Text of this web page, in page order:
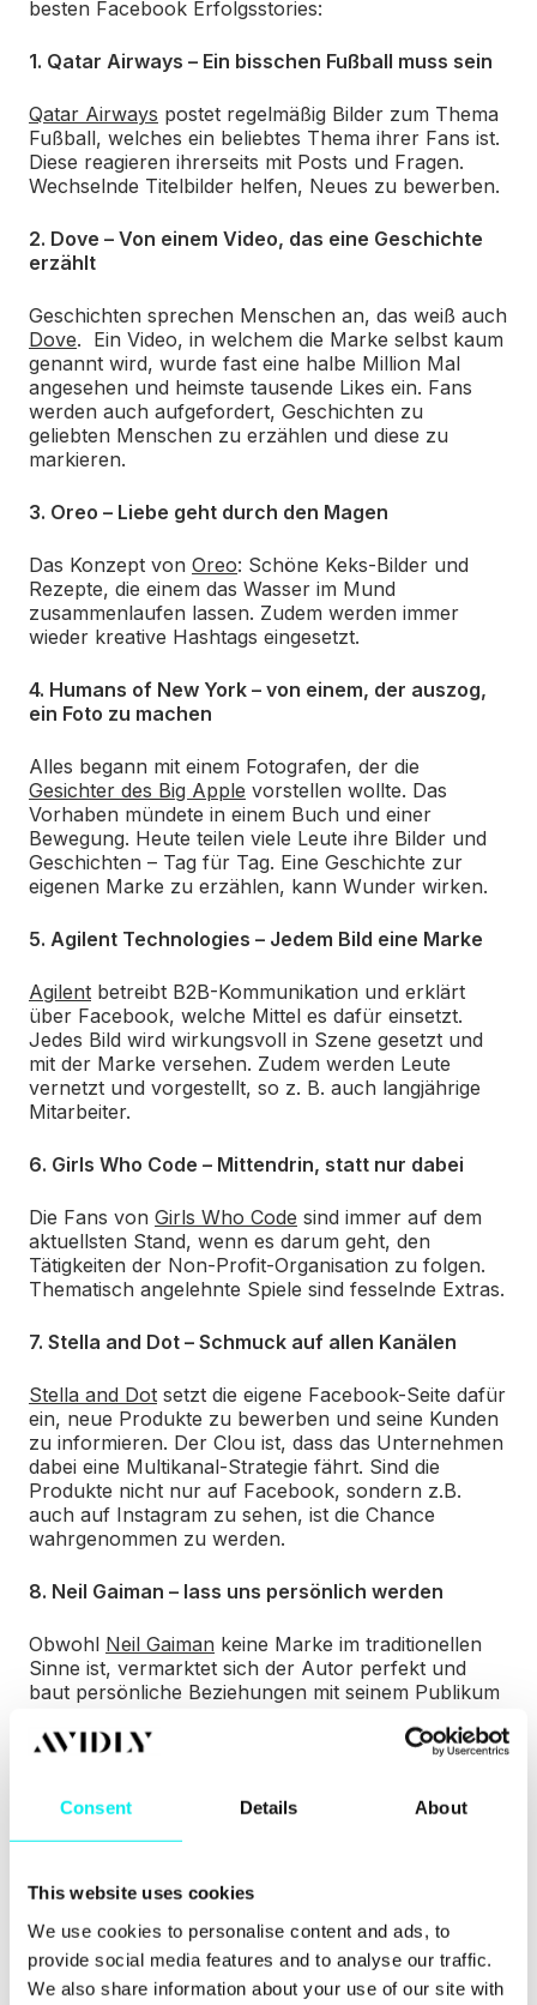
Consent Details About
This website uses cookies
We use cookies to personalise content and ads, to
provide social media features and to analyse our traffic.
We also share information about your use of our site with
besten Facebook Erfolgsstories:
1. Qatar Airways – Ein bisschen Fußball muss sein
Qatar Airways postet regelmäßig Bilder zum Thema
Fußball, welches ein beliebtes Thema ihrer Fans ist.
Diese reagieren ihrerseits mit Posts und Fragen.
Wechselnde Titelbilder helfen, Neues zu bewerben.
2. Dove – Von einem Video, das eine Geschichte
erzählt
Geschichten sprechen Menschen an, das weiß auch
Dove. Ein Video, in welchem die Marke selbst kaum
genannt wird, wurde fast eine halbe Million Mal
angesehen und heimste tausende Likes ein. Fans
werden auch aufgefordert, Geschichten zu
geliebten Menschen zu erzählen und diese zu
markieren.
3. Oreo – Liebe geht durch den Magen
Das Konzept von Oreo: Schöne Keks-Bilder und
Rezepte, die einem das Wasser im Mund
zusammenlaufen lassen. Zudem werden immer
wieder kreative Hashtags eingesetzt.
4. Humans of New York – von einem, der auszog,
ein Foto zu machen
Alles begann mit einem Fotografen, der die
Gesichter des Big Apple vorstellen wollte. Das
Vorhaben mündete in einem Buch und einer
Bewegung. Heute teilen viele Leute ihre Bilder und
Geschichten – Tag für Tag. Eine Geschichte zur
eigenen Marke zu erzählen, kann Wunder wirken.
5. Agilent Technologies – Jedem Bild eine Marke
Agilent betreibt B2B-Kommunikation und erklärt
über Facebook, welche Mittel es dafür einsetzt.
Jedes Bild wird wirkungsvoll in Szene gesetzt und
mit der Marke versehen. Zudem werden Leute
vernetzt und vorgestellt, so z. B. auch langjährige
Mitarbeiter.
6. Girls Who Code – Mittendrin, statt nur dabei
Die Fans von Girls Who Code sind immer auf dem
aktuellsten Stand, wenn es darum geht, den
Tätigkeiten der Non-Profit-Organisation zu folgen.
Thematisch angelehnte Spiele sind fesselnde Extras.
7. Stella and Dot – Schmuck auf allen Kanälen
Stella and Dot setzt die eigene Facebook-Seite dafür
ein, neue Produkte zu bewerben und seine Kunden
zu informieren. Der Clou ist, dass das Unternehmen
dabei eine Multikanal-Strategie fährt. Sind die
Produkte nicht nur auf Facebook, sondern z.B.
auch auf Instagram zu sehen, ist die Chance
wahrgenommen zu werden.
8. Neil Gaiman – lass uns persönlich werden
Obwohl Neil Gaiman keine Marke im traditionellen
Sinne ist, vermarktet sich der Autor perfekt und
baut persönliche Beziehungen mit seinem Publikum
Mit Wettbewerben schafft es das
Gewinner kann sich immer über einen kleinen Preis
freuen!
10. Starbucks – This is, how it works